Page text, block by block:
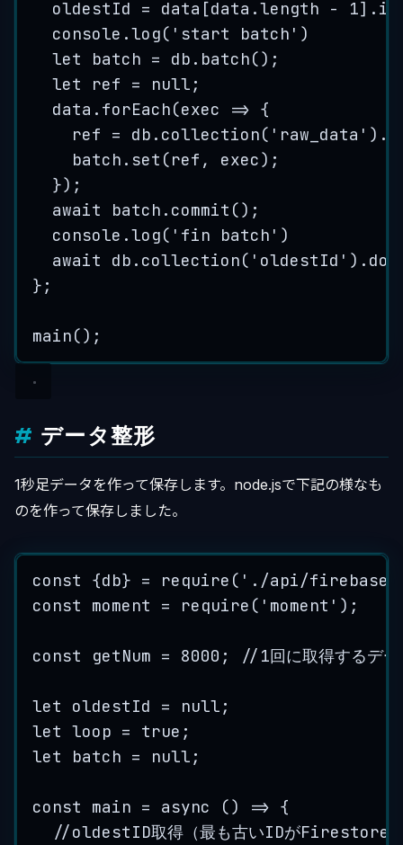
oldestId = data [data .length - 1] . id
console .log( ' start batch ' )
let
batch = db . batch() ;
let
ref = null ;
data . forEach(exec => {
ref
= db . collection( ' raw_data ' ) .
batch . set (ref , exec) ;
}) ;
await batch . commit () ;
console .log( ' fin batch ' )
await db . collection( ' oldestId ' ) . doc
} ;
main();
データ整形
1秒足データを作って保存します。node.jsで下記の様なも
のを作って保存しました。
const {db} = require ( ' ./api/firebase
const
moment = require ( ' moment ' );
const getNum = 8000 ; //1回に取得するデー
let oldestId = null ;
let loop = true ;
let
batch = null ;
const main = async () => {
//oldestID取得（最も古いIDがFirestoreに